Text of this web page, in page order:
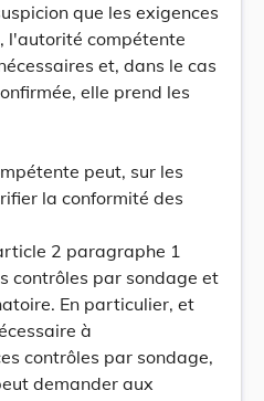
que les exigences
l'autorité compétente
et, dans le cas
elle prend les
peut, sur les
la conformité des
2 paragraphe 1
contrôles par sondage et
En particulier, et
à
contrôles par sondage,
demander aux